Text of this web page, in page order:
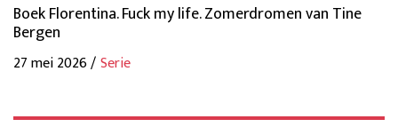
Boek Florentina. Fuck my life. Zomerdromen van Tine
Bergen
27 mei 2026 /Serie